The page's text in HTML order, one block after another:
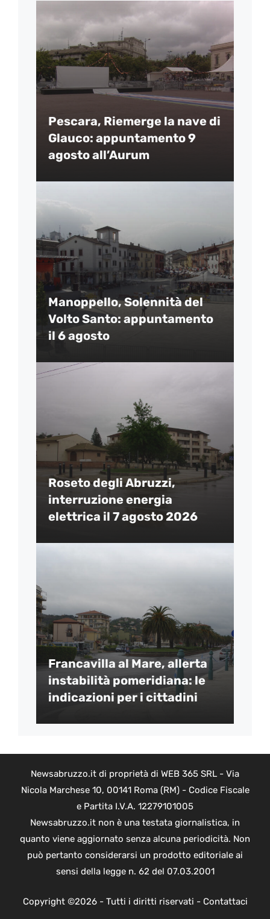
Pescara, Riemerge la nave di
Glauco: appuntamento 9
agosto all’Aurum
Manoppello, Solennità del
Volto Santo: appuntamento
il 6 agosto
Roseto degli Abruzzi,
interruzione energia
elettrica il 7 agosto 2026
Francavilla al Mare, allerta
instabilità pomeridiana: le
indicazioni per i cittadini
Newsabruzzo.it di proprietà di WEB 365 SRL - Via
Nicola Marchese 10, 00141 Roma (RM) - Codice Fiscale
e Partita I.V.A. 12279101005
Newsabruzzo.it non è una testata giornalistica, in
quanto viene aggiornato senza alcuna periodicità. Non
può pertanto considerarsi un prodotto editoriale ai
sensi della legge n. 62 del 07.03.2001
Copyright ©2026 - Tutti i diritti riservati - Contattaci